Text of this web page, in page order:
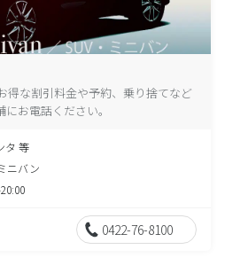
得な割引料金や予約、乗り捨てなど
お電話ください。
タ 等
ニバン
0422-76-8100